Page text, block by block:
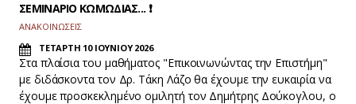
ΣΕΜΙΝΑΡΙΟ ΚΩΜΩΔΙΑΣ... ❗
ΑΝΑΚΟΙΝΩΣΕΙΣ
ΤΕΤΑΡΤΗ 10 ΙΟΥΝΙΟΥ 2026
Στα πλαίσια του μαθήματος "Επικοινωνώντας την Επιστήμη"
με διδάσκοντα τον Δρ. Τάκη Λάζο θα έχουμε την ευκαιρία να
έχουμε προσκεκλημένο ομιλητή τον Δημήτρης Δούκογλου, ο